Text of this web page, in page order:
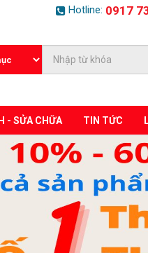
Hotline: 0917
- SỬA CHỮA TIN TỨC